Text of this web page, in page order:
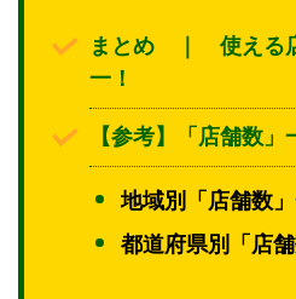
まとめ ｜ 使える
一！
【参考】「店舗数」
地域別「店舗数
都道府県別「店